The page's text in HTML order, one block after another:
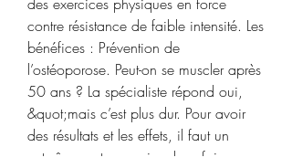
contre résistance de faible intensité. Les
bénéfices : Prévention de
l’ostéoporose. Peut-on se muscler après
50 ans ? La spécialiste répond oui,
&quot;mais c’est plus dur. Pour avoir
des résultats et les effets, il faut un
entraînement au moins deux fois par